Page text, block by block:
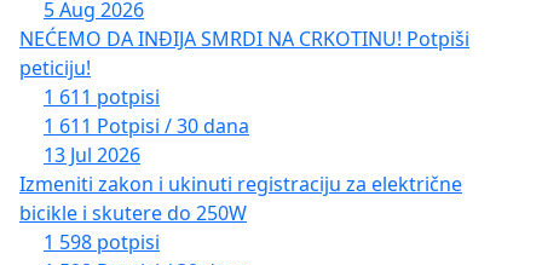
5 Aug 2026
NEĆEMO DA INĐIJA SMRDI NA CRKOTINU! Potpiši
peticiju!
1 611 potpisi
1 611 Potpisi / 30 dana
13 Jul 2026
Izmeniti zakon i ukinuti registraciju za električne
bicikle i skutere do 250W
1 598 potpisi